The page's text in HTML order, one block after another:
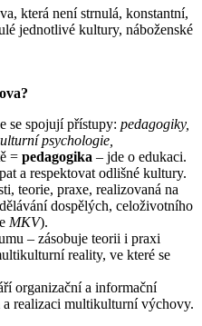
která není strnulá, konstantní,
jednotlivé kultury, náboženské
se spojují přístupy: pedagogiky,
psychologie,
= pedagogika – jde o edukaci.
a respektovat odlišné kultury.
teorie, praxe, realizovaná na
dospělých, celoživotního
MKV).
– zásobuje teorii i praxi
reality, ve které se
organizační a informační
realizaci multikulturní výchovy.